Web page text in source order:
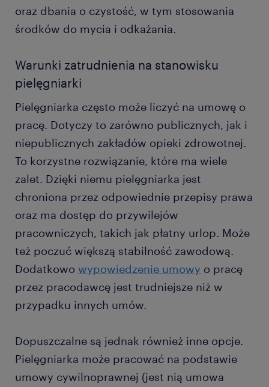
oraz dbania o czystość, w tym stosowania
środków do mycia i odkażania.
Warunki zatrudnienia na stanowisku
pielęgniarki
Pielęgniarka często może liczyć na umowę o
pracę. Dotyczy to zarówno publicznych, jak i
niepublicznych zakładów opieki zdrowotnej.
To korzystne rozwiązanie, które ma wiele
zalet. Dzięki niemu pielęgniarka jest
chroniona przez odpowiednie przepisy prawa
oraz ma dostęp do przywilejów
pracowniczych, takich jak płatny urlop. Może
też poczuć większą stabilność zawodową.
Dodatkowo wypowiedzenie umowy o pracę
przez pracodawcę jest trudniejsze niż w
przypadku innych umów.
Dopuszczalne są jednak również inne opcje.
Pielęgniarka może pracować na podstawie
umowy cywilnoprawnej (jest nią umowa